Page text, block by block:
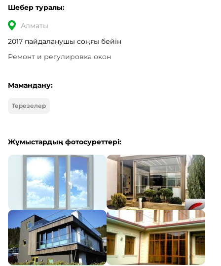
Шебер туралы:
Алматы
2017 пайдаланушы соңғы бейін
Ремонт и регулировка окон
Мамандану:
Терезелер
Жұмыстардың фотосуреттері: